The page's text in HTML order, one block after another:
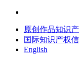
原创作品知识
国际知识产权
English